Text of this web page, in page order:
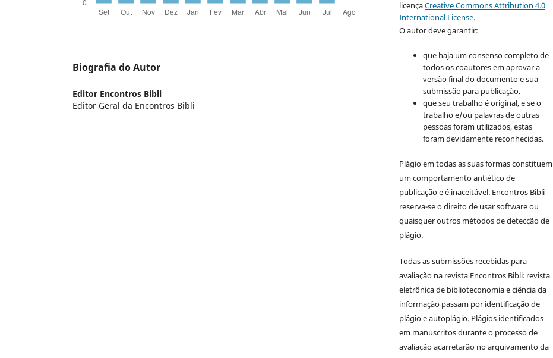
Biografia do Autor
Editor Encontros Bibli
Editor Geral da Encontros Bibli
licençaCreative Commons Attribution 4.0
International License.
O autor deve garantir:
que haja um consenso completo de
todos os coautores em aprovar a
versão final do documento e sua
submissão para publicação.
que seu trabalho é original, e se o
trabalho e/ou palavras de outras
pessoas foram utilizados, estas
foram devidamente reconhecidas.
Plágio em todas as suas formas constituem
um comportamento antiético de
publicação e é inaceitável. Encontros Bibli
reserva-se o direito de usar software ou
quaisquer outros métodos de detecção de
plágio.
Todas as submissões recebidas para
avaliação na revista Encontros Bibli: revista
eletrônica de biblioteconomia e ciência da
informação passam por identificação de
plágio e autoplágio. Plágios identificados
em manuscritos durante o processo de
avaliação acarretarão no arquivamento da